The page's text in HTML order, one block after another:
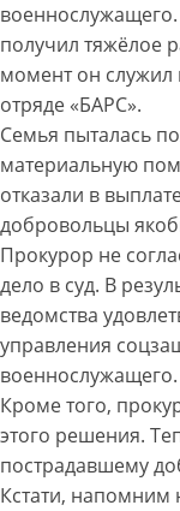
получил тяжёлое
момент он служил
отряде «БАРС».
Семья пыталась
материальную
отказали в
добровольцы
Прокурор не
дело в суд. В
ведомства
управления
военнослужащего.
Кроме того,
этого решения.
пострадавшему
Кстати, напомним